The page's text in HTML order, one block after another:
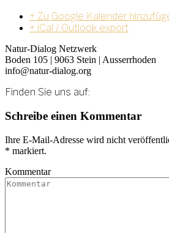
+ Zu Google Kalender
+ iCal / Outlook export
Natur-Dialog Netzwerk
Boden 105 | 9063 Stein | Ausserrhoden
info@natur-dialog.org
Finden Sie uns auf:
Linkedin
page
opens
in
new
window
E-
Mail
page
opens
new
window
Schreibe einen Kommentar
Ihre E-Mail-Adresse wird nicht
* markiert.
Kommentar